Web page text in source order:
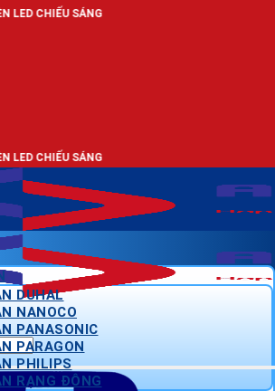
DUHAL
NANOCO
PANASONIC
PARAGON
PHILIPS
RẠNG ĐÔNG